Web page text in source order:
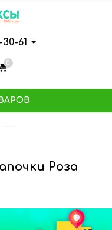
30-61
0
Роза